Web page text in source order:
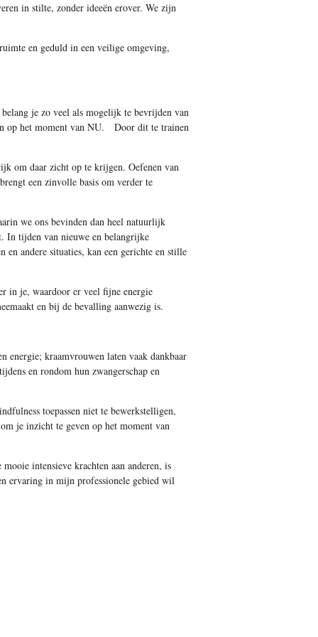
in stilte, zonder ideeën erover. We zijn
en geduld in een veilige omgeving,
je zo veel als mogelijk te bevrijden van
op het moment van NU. Door dit te trainen
om daar zicht op te krijgen. Oefenen van
een zinvolle basis om verder te
we ons bevinden dan heel natuurlijk
In tijden van nieuwe en belangrijke
andere situaties, kan een gerichte en stille
in je, waardoor er veel fijne energie
en bij de bevalling aanwezig is.
energie; kraamvrouwen laten vaak dankbaar
en rondom hun zwangerschap en
toepassen niet te bewerkstelligen,
je inzicht te geven op het moment van
intensieve krachten aan anderen, is
ervaring in mijn professionele gebied wil